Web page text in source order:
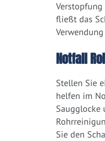
fließt das
Notfall
Stellen Sie
helfen im
Saugglocke
Sie den